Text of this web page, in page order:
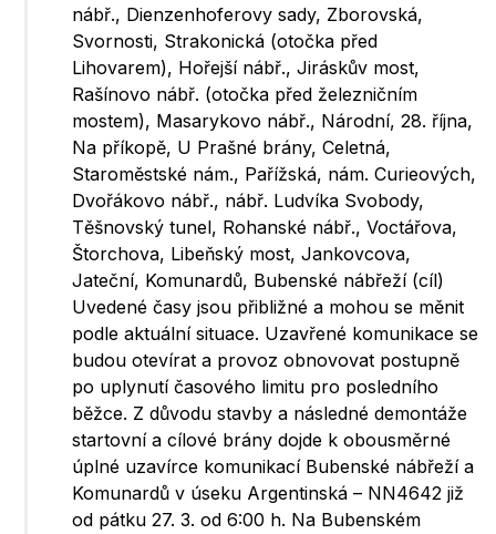
nábř., Dienzenhoferovy sady, Zborovská,
Svornosti, Strakonická (otočka před
Lihovarem), Hořejší nábř., Jiráskův most,
Rašínovo nábř. (otočka před železničním
mostem), Masarykovo nábř., Národní, 28. října,
Na příkopě, U Prašné brány, Celetná,
Staroměstské nám., Pařížská, nám. Curieových,
Dvořákovo nábř., nábř. Ludvíka Svobody,
Těšnovský tunel, Rohanské nábř., Voctářova,
Štorchova, Libeňský most, Jankovcova,
Jateční, Komunardů, Bubenské nábřeží (cíl)
Uvedené časy jsou přibližné a mohou se měnit
podle aktuální situace. Uzavřené komunikace se
budou otevírat a provoz obnovovat postupně
po uplynutí časového limitu pro posledního
běžce. Z důvodu stavby a následné demontáže
startovní a cílové brány dojde k obousměrné
úplné uzavírce komunikací Bubenské nábřeží a
Komunardů v úseku Argentinská – NN4642 již
od pátku 27. 3. od 6:00 h. Na Bubenském